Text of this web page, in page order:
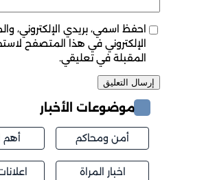
احفظ اسمي، بريدي الإلكتروني،
الإلكتروني في هذا المتصفح
المقبلة في تعليقي.
موضوعات الأخبار
أمن ومحاكم أهم
اخبار المراة